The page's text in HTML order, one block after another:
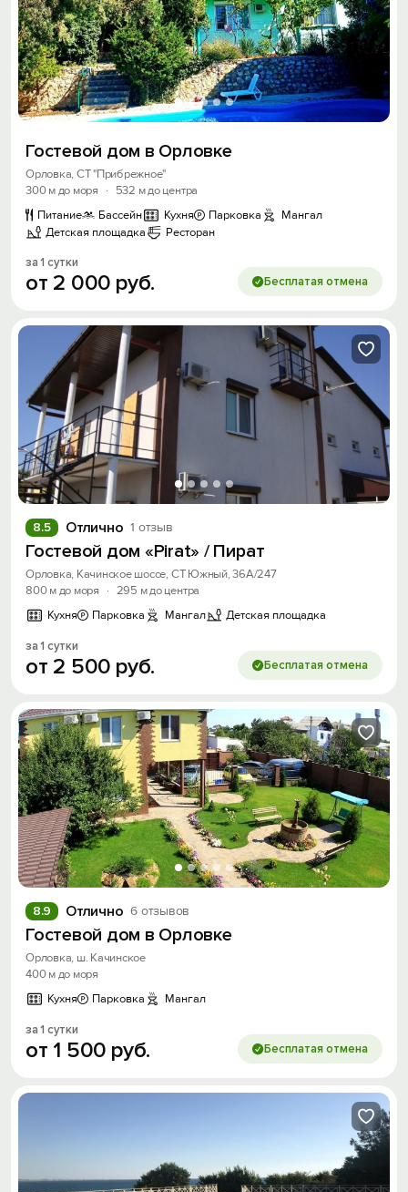
Гостевой дом в Орловке
Орловка, СТ "Прибрежное"
300 м до моря
·
532 м до центра
Питание
Бассейн Кухня Парковка
Мангал
Детская площадка
Ресторан
за 1 сутки
от 2 000 руб. Бесплатая отмена
Отлично 1 отзыв
8.5
Гостевой дом «Pirat» / Пират
Орловка, Качинское шоссе, СТ Южный, 36А/247
800 м до моря
· 295 м до центра
Кухня
Парковка Мангал Детская площадка
за 1 сутки
от 2 500 руб. Бесплатая отмена
Отлично 6 отзывов
8.9
Гостевой дом в Орловке
Орловка, ш. Качинское
400 м до моря
Кухня
Парковка Мангал
за 1 сутки
от 1 500 руб. Бесплатая отмена